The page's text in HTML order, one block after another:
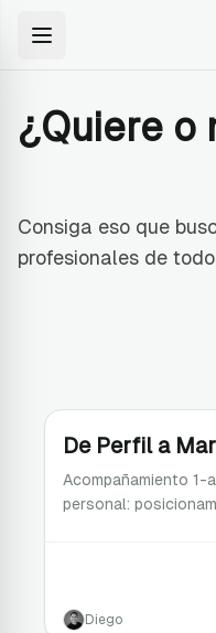
¿Quiere o
Consiga eso que
profesionales de
De Perfil a
Acompañamiento 1-
personal:
Diego